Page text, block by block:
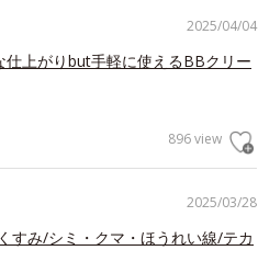
2025/04/04
仕上がりbut手軽に使えるBBクリー
896 view
2025/03/28
すみ/シミ・クマ・ほうれい線/テカ